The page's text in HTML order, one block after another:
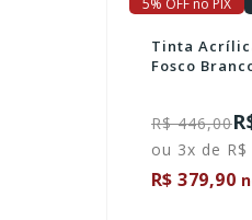
Tinta
Fosco
R$ 446,00
ou 3x de R$
R$ 379,90